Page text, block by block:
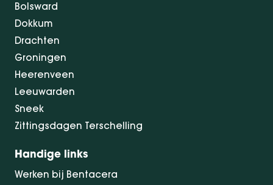
Bolsward
Dokkum
Drachten
Groningen
Heerenveen
Leeuwarden
Sneek
Zittingsdagen Terschelling
Handige links
Werken bij Bentacera